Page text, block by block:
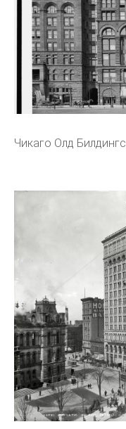
Чикаго Олд Билдингс